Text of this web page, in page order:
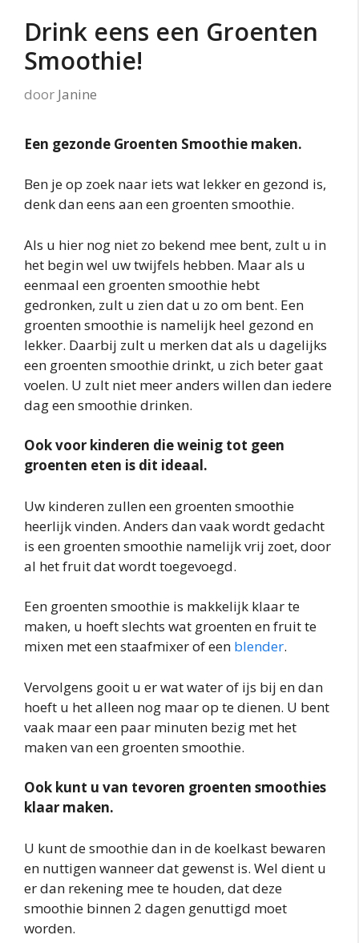
Drink eens een Groenten
Smoothie!
door Janine
Een gezonde Groenten Smoothie maken.
Ben je op zoek naar iets wat lekker en gezond is,
denk dan eens aan een groenten smoothie.
Als u hier nog niet zo bekend mee bent, zult u in
het begin wel uw twijfels hebben. Maar als u
eenmaal een groenten smoothie hebt
gedronken, zult u zien dat u zo om bent. Een
groenten smoothie is namelijk heel gezond en
lekker. Daarbij zult u merken dat als u dagelijks
een groenten smoothie drinkt, u zich beter gaat
voelen. U zult niet meer anders willen dan iedere
dag een smoothie drinken.
Ook voor kinderen die weinig tot geen
groenten eten is dit ideaal.
Uw kinderen zullen een groenten smoothie
heerlijk vinden. Anders dan vaak wordt gedacht
is een groenten smoothie namelijk vrij zoet, door
al het fruit dat wordt toegevoegd.
Een groenten smoothie is makkelijk klaar te
maken, u hoeft slechts wat groenten en fruit te
mixen met een staafmixer of een blender.
Vervolgens gooit u er wat water of ijs bij en dan
hoeft u het alleen nog maar op te dienen. U bent
vaak maar een paar minuten bezig met het
maken van een groenten smoothie.
Ook kunt u van tevoren groenten smoothies
klaar maken.
U kunt de smoothie dan in de koelkast bewaren
en nuttigen wanneer dat gewenst is. Wel dient u
er dan rekening mee te houden, dat deze
smoothie binnen 2 dagen genuttigd moet
worden.